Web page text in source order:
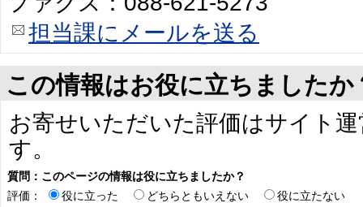
担当課にメールを送る
この情報はお役に立ちましたか
お寄せいただいた評価はサイト
す。
質問：このページの情報は役に立ちましたか？
評価：
役に立った どちらともいえない
役に立たない